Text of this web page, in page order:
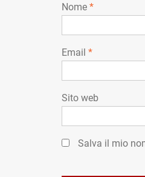
Nome *
Email *
Sito web
Salva il mio